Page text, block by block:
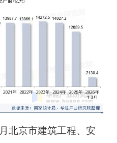
北京市建筑工程、安